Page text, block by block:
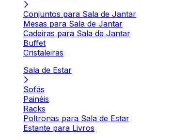
Conjuntos para Sala de Jantar
Mesas para Sala de Jantar
Cadeiras para Sala de Jantar
Buffet
Cristaleiras
Sala de Estar
Sofás
Painéis
Racks
Poltronas para Sala de Estar
Estante para Livros